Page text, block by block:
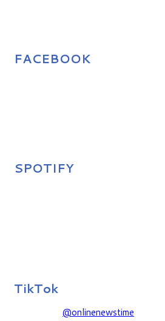
FACEBOOK
SPOTIFY
TikTok
@onlinenewstime